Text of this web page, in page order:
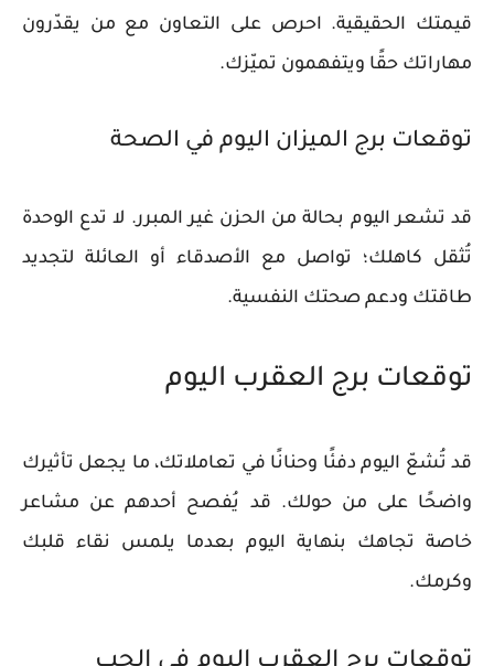
قيمتك الحقيقية. احرص على التعاون مع من يقدّرون
مهاراتك حقًا ويتفهمون تميّزك.
توقعات برج الميزان اليوم في الصحة
قد تشعر اليوم بحالة من الحزن غير المبرر. لا تدع الوحدة
تُثقل كاهلك؛ تواصل مع الأصدقاء أو العائلة لتجديد
طاقتك ودعم صحتك النفسية.
توقعات برج العقرب اليوم
قد تُشعّ اليوم دفئًا وحنانًا في تعاملاتك، ما يجعل تأثيرك
واضحًا على من حولك. قد يُفصح أحدهم عن مشاعر
خاصة تجاهك بنهاية اليوم بعدما يلمس نقاء قلبك
وكرمك.